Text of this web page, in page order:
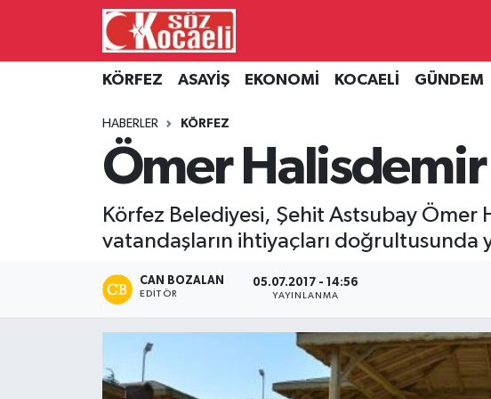
KÖRFEZ ASAYİŞ EKONOMİ KOCAELİ GÜNDEM
HABERLER KÖRFEZ
Ömer Halisdemir
Körfez Belediyesi, Şehit Astsubay Ömer
vatandaşların ihtiyaçları
CAN BOZALAN
EDITÖR
05.07.2017 - 14:56
YAYINLANMA
Kocaeli Nöbetçi Eczaneler
Kocaeli Namaz Vakitleri
Kocaeli Trafik Yoğunluk Haritası
Süper Lig Puan Durumu ve Fikstür
Tüm Manşetler
Son Dakika Haberleri
Haber Arşivi